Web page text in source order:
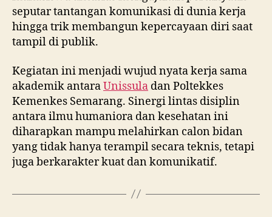
seputar tantangan komunikasi di dunia kerja
hingga trik membangun kepercayaan diri saat
tampil di publik.
Kegiatan ini menjadi wujud nyata kerja sama
akademik antaraUnissula dan Poltekkes
Kemenkes Semarang. Sinergi lintas disiplin
antara ilmu humaniora dan kesehatan ini
diharapkan mampu melahirkan calon bidan
yang tidak hanya terampil secara teknis, tetapi
juga berkarakter kuat dan komunikatif.